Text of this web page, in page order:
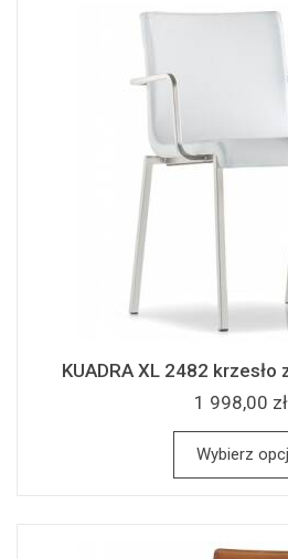
KUADRA XL 2482 krzesło
1 998,00
Wybierz